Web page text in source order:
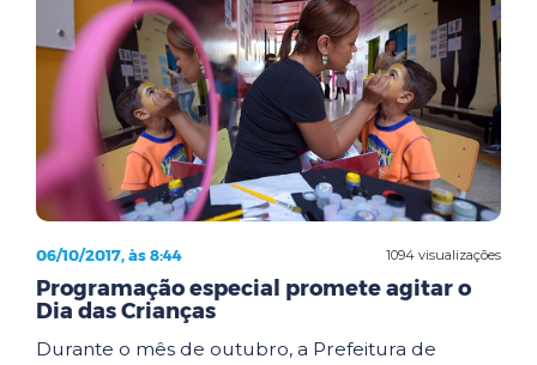
1094 visualizações
06/10/2017, às 8:44
Programação especial promete agitar o
Dia das Crianças
Durante o mês de outubro, a Prefeitura de